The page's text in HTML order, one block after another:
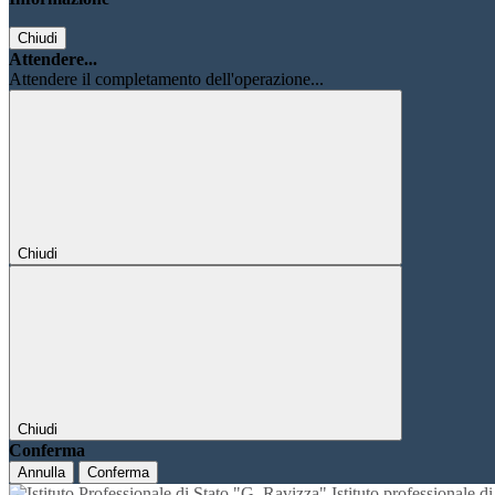
Chiudi
Attendere...
Attendere il completamento dell'operazione...
Chiudi
Chiudi
Conferma
Annulla Conferma